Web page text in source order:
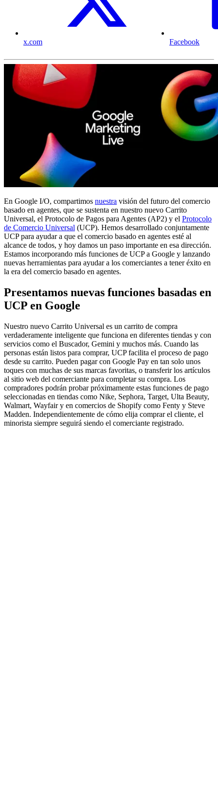
x.com Facebook
En Google I/O, compartimos nuestra visión del futuro del comercio
basado en agentes, que se sustenta en nuestro nuevo Carrito
Universal, el Protocolo de Pagos para Agentes (AP2) y el Protocolo
de Comercio Universal (UCP). Hemos desarrollado conjuntamente
UCP para ayudar a que el comercio basado en agentes esté al
alcance de todos, y hoy damos un paso importante en esa dirección.
Estamos incorporando más funciones de UCP a Google y lanzando
nuevas herramientas para ayudar a los comerciantes a tener éxito en
la era del comercio basado en agentes.
Presentamos nuevas funciones basadas en
UCP en Google
Nuestro nuevo Carrito Universal es un carrito de compra
verdaderamente inteligente que funciona en diferentes tiendas y con
servicios como el Buscador, Gemini y muchos más. Cuando las
personas están listos para comprar, UCP facilita el proceso de pago
desde su carrito. Pueden pagar con Google Pay en tan solo unos
toques con muchas de sus marcas favoritas, o transferir los artículos
al sitio web del comerciante para completar su compra. Los
compradores podrán probar próximamente estas funciones de pago
seleccionadas en tiendas como Nike, Sephora, Target, Ulta Beauty,
Walmart, Wayfair y en comercios de Shopify como Fenty y Steve
Madden. Independientemente de cómo elija comprar el cliente, el
minorista siempre seguirá siendo el comerciante registrado.